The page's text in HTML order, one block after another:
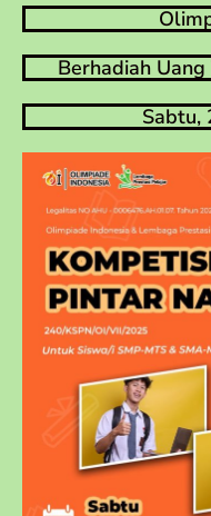
Berhadiah Uang
Sabtu,